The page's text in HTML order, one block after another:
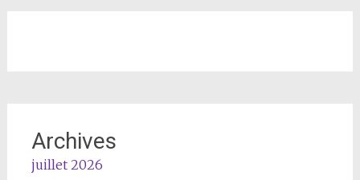
Archives
juillet 2026